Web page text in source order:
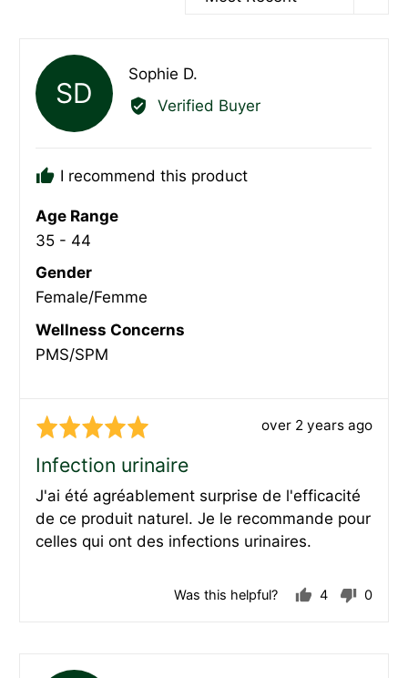
SD
Sophie D.
by
Verified Buyer
I recommend this product
Age Range
35 - 44
Gender
Female/Femme
Wellness Concerns
PMS/SPM
Rated
out
of
5
Review
over 2 years ago
Infection urinaire
J'ai été agréablement surprise de l'efficacité
de ce produit naturel. Je le recommande pour
celles qui ont des infections urinaires.
Was this helpful?
4
0